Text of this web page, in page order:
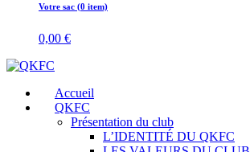
Votre sac (0 item)
0,00 €
Accueil
QKFC
Présentation du club
L’IDENTITÉ DU QKFC